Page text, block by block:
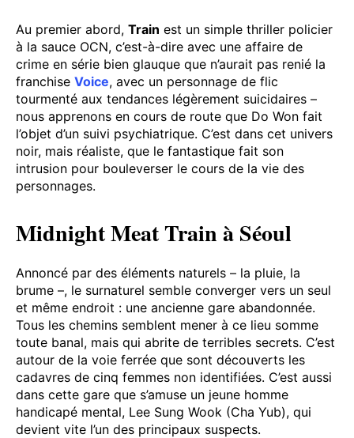
Au premier abord, Train est un simple thriller policier
à la sauce OCN, c’est-à-dire avec une affaire de
crime en série bien glauque que n’aurait pas renié la
franchise Voice, avec un personnage de flic
tourmenté aux tendances légèrement suicidaires –
nous apprenons en cours de route que Do Won fait
l’objet d’un suivi psychiatrique. C’est dans cet univers
noir, mais réaliste, que le fantastique fait son
intrusion pour bouleverser le cours de la vie des
personnages.
Midnight Meat Train à Séoul
Annoncé par des éléments naturels – la pluie, la
brume –, le surnaturel semble converger vers un seul
et même endroit : une ancienne gare abandonnée.
Tous les chemins semblent mener à ce lieu somme
toute banal, mais qui abrite de terribles secrets. C’est
autour de la voie ferrée que sont découverts les
cadavres de cinq femmes non identifiées. C’est aussi
dans cette gare que s’amuse un jeune homme
handicapé mental, Lee Sung Wook (Cha Yub), qui
devient vite l’un des principaux suspects.